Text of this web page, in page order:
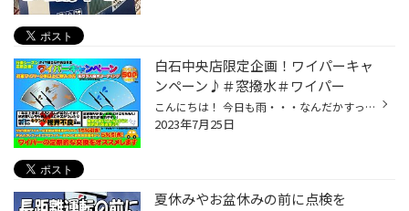
白石中央店限定企画！ワイパーキャ
ンペーン♪＃窓撥水＃ワイパー
こんにちは！ 今日も雨・・・なんだかすっきりしない天気がつづきそうですね さて最近人気の窓撥水コーティングですが手軽にできる！でも自分ではちょっと・・・ という方そしてワイパーも本来1年以上お使いの場合ゴムが痛んできてしまうので 拭き取りムラや滑りが悪いくなると窓に傷がついてきてし...
2023年7月25日
夏休みやお盆休みの前に点検を